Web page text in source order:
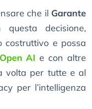
che il Garante
questa decisione,
costruttivo e possa
Open AI e con altre
volta per tutte e al
per l’intelligenza